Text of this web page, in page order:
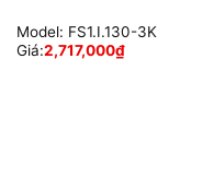
Model: FS1.I.130-3K
Giá:2,717,000₫